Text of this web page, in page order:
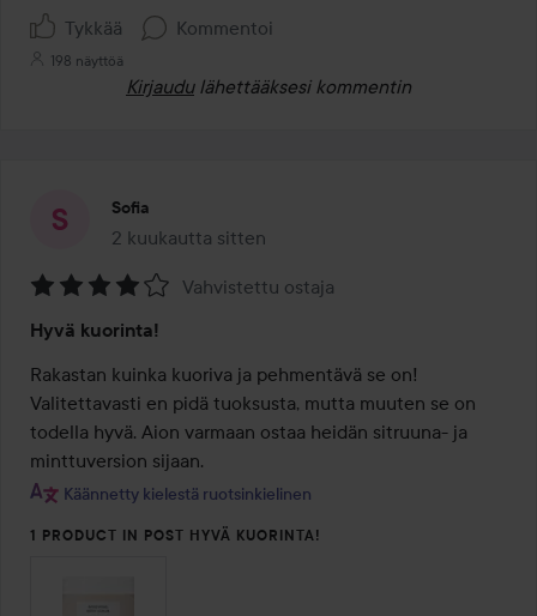
Tykkää Kommentoi
198 näyttöä
Kirjaudu lähettääksesi kommentin
Sofia
2 kuukautta sitten
Viesti luotiin 2 kuukautta sitten
4
/
5
Vahvistettu ostaja
Hyvä kuorinta!
Rakastan kuinka kuoriva ja pehmentävä se on!
Valitettavasti en pidä tuoksusta, mutta muuten se on
todella hyvä. Aion varmaan ostaa heidän sitruuna- ja
minttuversion sijaan.
Käännetty kielestä ruotsinkielinen
1 PRODUCT IN POST HYVÄ KUORINTA!